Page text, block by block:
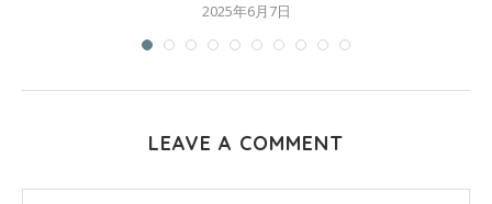
2025年6月7日
LEAVE A COMMENT